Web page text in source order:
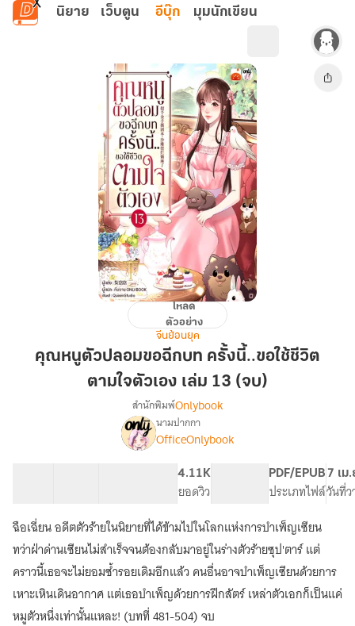
ข้ามไปยังเนื้อหาหลัก
นิยาย เว็บตูน อีบุ๊ก มุมนักเขียน
ตัว
ปลอม
ขอ
นี้..ขอ
ชีวิต
ตามใจ
ตัว
เอง
เล่ม
13
(จบ)
โหลด
ตัวอย่าง
จีนย้อนยุค
คุณหนูตัวปลอมขอฉีกบท ครั้งนี้..ขอใช้ชีวิต
ตามใจตัวเอง เล่ม 13 (จบ)
เรื่อง[จบ]
คุณ
หนู
ตัว
ปลอม
ขอ
ฉีก
บท
ครั้ง
นี้..ขอ
ใช้
ชีวิต
ตามใจ
สำนักพิมพ์Onlybook
นามปากกา
OfficeOnlybook
4.11K
ยอดวิว
PDF/EPUB
ประเภทไฟล์
7 เม
วันที่ว
ฉือเฉี่ยน อดีตตัวร้ายในนิยายที่ได้ข้ามไปในโลกแห่งการบำเพ็ญเซียน
ทว่าฝ่าด่านเซียนไม่สำเร็จจนต้องกลับมาอยู่ในร่างตัวร้ายซุป'ตาร์ แต่
คราวนี้เธอจะไม่ยอมซ้ำรอยเดิมอีกแล้ว คนอื่นอาจบำเพ็ญเซียนด้วยการ
เหาะเหินเดินอากาศ แต่เธอบำเพ็ญด้วยการฝึกสัตร์ เหล่าตัวเอกก็เป็นแค่
หมูตัวหนึ่งเท่านั้นแหละ! (บทที่ 481-504) จบ